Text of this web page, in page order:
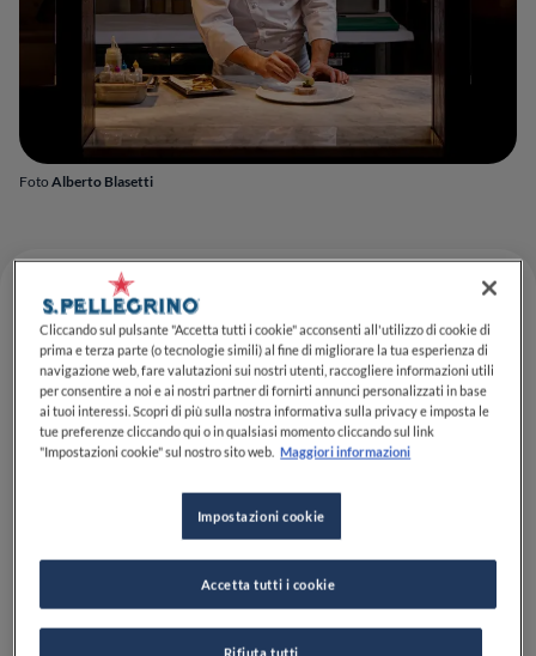
Foto Alberto Blasetti
La notizia è che da qualche mese aPalazzo Ripetta
arrivatoChristian Spalvieriin qualità di executive
chef. Nel frattempo, l’hotel cinque stelle che porta il
nome della via in cui si trova, a pochi metri da piazza
del Popolo a Roma, con i suoi molteplici spazi, è
Cliccando sul pulsante "Accetta tutti i cookie" acconsenti all'utilizzo di cookie di
prima e terza parte (o tecnologie simili) al fine di migliorare la tua esperienza di
navigazione web, fare valutazioni sui nostri utenti, raccogliere informazioni utili
per consentire a noi e ai nostri partner di fornirti annunci personalizzati in base
ai tuoi interessi. Scopri di più sulla nostra informativa sulla privacy e imposta le
tue preferenze cliccando qui o in qualsiasi momento cliccando sul link
"Impostazioni cookie" sul nostro sito web. Maggiori informazioni
Impostazioni cookie
Rifiuta tutti
Accetta tutti i cookie